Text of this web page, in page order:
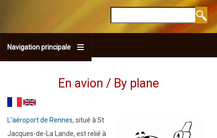
Navigation principale
En avion / By plane
L'aéroport de Rennes, situé à St
Jacques-de-La Lande, est relié à